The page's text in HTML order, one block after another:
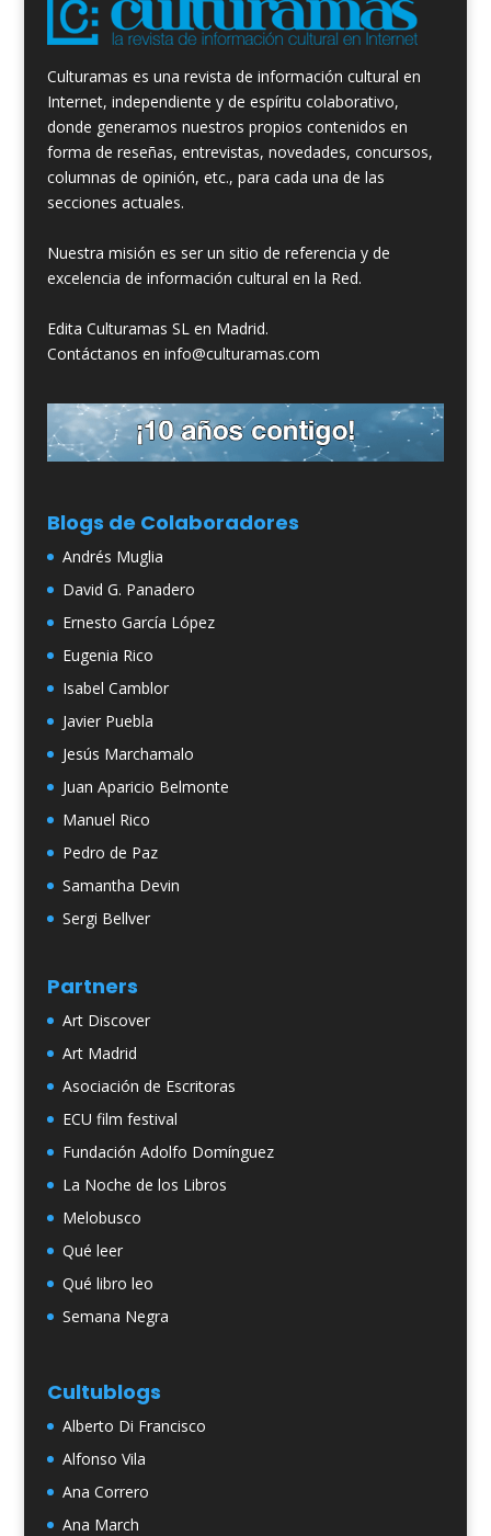
Culturamas es una revista de información cultural en
Internet, independiente y de espíritu colaborativo,
donde generamos nuestros propios contenidos en
forma de reseñas, entrevistas, novedades, concursos,
columnas de opinión, etc., para cada una de las
secciones actuales.
Nuestra misión es ser un sitio de referencia y de
excelencia de información cultural en la Red.
Edita Culturamas SL en Madrid.
Contáctanos en info@culturamas.com
Blogs de Colaboradores
Andrés Muglia
David G. Panadero
Ernesto García López
Eugenia Rico
Isabel Camblor
Javier Puebla
Jesús Marchamalo
Juan Aparicio Belmonte
Manuel Rico
Pedro de Paz
Samantha Devin
Sergi Bellver
Partners
Art Discover
Art Madrid
Asociación de Escritoras
ECU film festival
Fundación Adolfo Domínguez
La Noche de los Libros
Melobusco
Qué leer
Qué libro leo
Semana Negra
Cultublogs
Alberto Di Francisco
Alfonso Vila
Ana Correro
Ana March